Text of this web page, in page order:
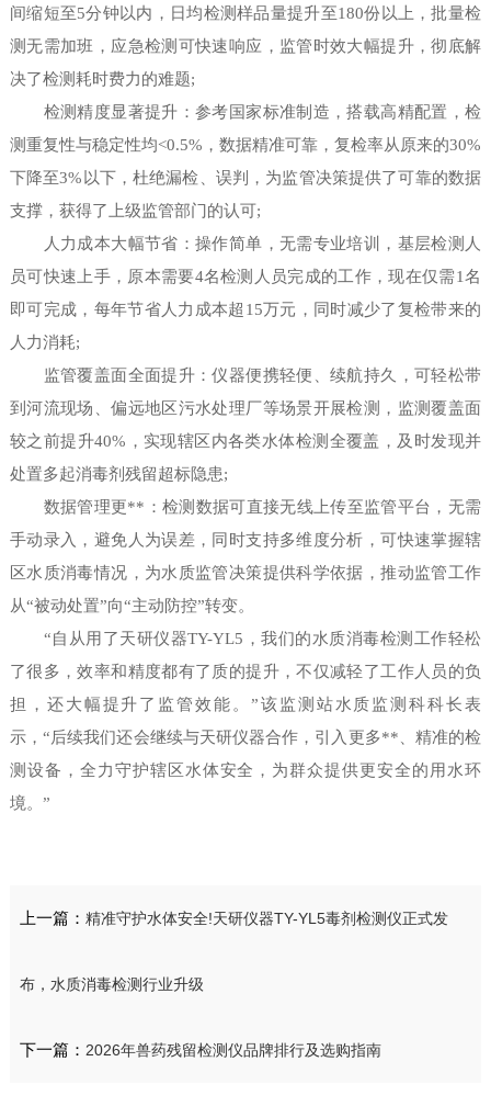
间缩短至5分钟以内，日均检测样品量提升至180份以上，批量检
测无需加班，应急检测可快速响应，监管时效大幅提升，彻底解
决了检测耗时费力的难题;
检测精度显著提升：参考国家标准制造，搭载高精配置，检
测重复性与稳定性均<0.5%，数据精准可靠，复检率从原来的30%
下降至3%以下，杜绝漏检、误判，为监管决策提供了可靠的数据
支撑，获得了上级监管部门的认可;
人力成本大幅节省：操作简单，无需专业培训，基层检测人
员可快速上手，原本需要4名检测人员完成的工作，现在仅需1名
即可完成，每年节省人力成本超15万元，同时减少了复检带来的
人力消耗;
监管覆盖面全面提升：仪器便携轻便、续航持久，可轻松带
到河流现场、偏远地区污水处理厂等场景开展检测，监测覆盖面
较之前提升40%，实现辖区内各类水体检测全覆盖，及时发现并
处置多起消毒剂残留超标隐患;
数据管理更**：检测数据可直接无线上传至监管平台，无需
手动录入，避免人为误差，同时支持多维度分析，可快速掌握辖
区水质消毒情况，为水质监管决策提供科学依据，推动监管工作
从“被动处置”向“主动防控”转变。
“自从用了天研仪器TY-YL5，我们的水质消毒检测工作轻松
了很多，效率和精度都有了质的提升，不仅减轻了工作人员的负
担，还大幅提升了监管效能。”该监测站水质监测科科长表
示，“后续我们还会继续与天研仪器合作，引入更多**、精准的检
测设备，全力守护辖区水体安全，为群众提供更安全的用水环
境。”
上一篇： 精准守护水体安全!天研仪器TY-YL5毒剂检测仪正式发
布，水质消毒检测行业升级
下一篇： 2026年兽药残留检测仪品牌排行及选购指南